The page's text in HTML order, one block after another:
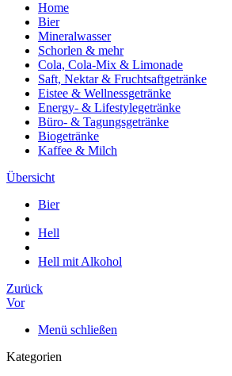
Home
Bier
Mineralwasser
Schorlen & mehr
Cola, Cola-Mix & Limonade
Saft, Nektar & Fruchtsaftgetränke
Eistee & Wellnessgetränke
Energy- & Lifestylegetränke
Büro- & Tagungsgetränke
Biogetränke
Kaffee & Milch
Übersicht
Bier
Hell
Hell mit Alkohol
Zurück
Vor
Menü schließen
Kategorien